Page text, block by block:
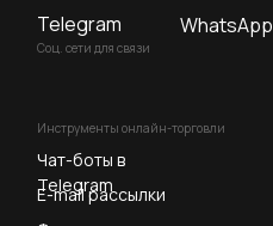
Инструменты онлайн-торговли
E-mail рассылки
Чат-боты в
Telegram
Соц. сети для связи
Telegram WhatsApp